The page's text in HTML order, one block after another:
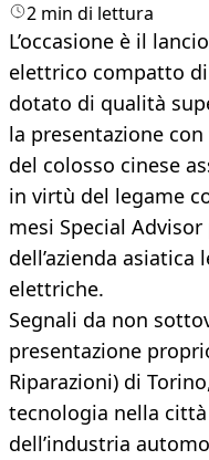
2 min di lettura
L’occasione è il
elettrico compatto di
dotato di qualità
la presentazione
del colosso cinese
in virtù del legame
mesi Special
dell’azienda
elettriche.
Segnali da non
presentazione
Riparazioni) di
tecnologia nella
dell’industria